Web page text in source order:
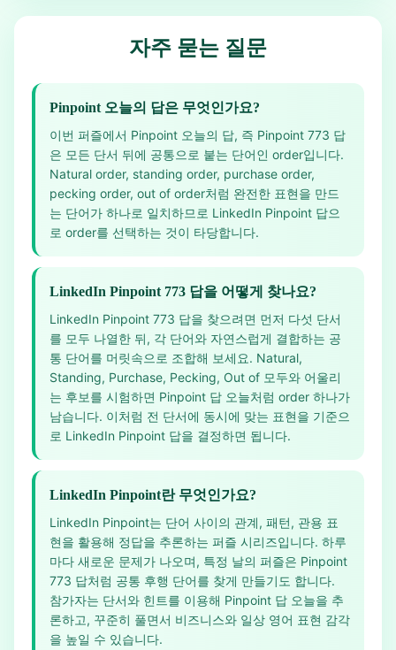
자주 묻는 질문
Pinpoint 오늘의 답은 무엇인가요?
이번 퍼즐에서 Pinpoint 오늘의 답, 즉 Pinpoint 773 답
은 모든 단서 뒤에 공통으로 붙는 단어인 order입니다.
Natural order, standing order, purchase order,
pecking order, out of order처럼 완전한 표현을 만드
는 단어가 하나로 일치하므로 LinkedIn Pinpoint 답으
로 order를 선택하는 것이 타당합니다.
LinkedIn Pinpoint 773 답을 어떻게 찾나요?
LinkedIn Pinpoint 773 답을 찾으려면 먼저 다섯 단서
를 모두 나열한 뒤, 각 단어와 자연스럽게 결합하는 공
통 단어를 머릿속으로 조합해 보세요. Natural,
Standing, Purchase, Pecking, Out of 모두와 어울리
는 후보를 시험하면 Pinpoint 답 오늘처럼 order 하나가
남습니다. 이처럼 전 단서에 동시에 맞는 표현을 기준으
로 LinkedIn Pinpoint 답을 결정하면 됩니다.
LinkedIn Pinpoint란 무엇인가요?
LinkedIn Pinpoint는 단어 사이의 관계, 패턴, 관용 표
현을 활용해 정답을 추론하는 퍼즐 시리즈입니다. 하루
마다 새로운 문제가 나오며, 특정 날의 퍼즐은 Pinpoint
773 답처럼 공통 후행 단어를 찾게 만들기도 합니다.
참가자는 단서와 힌트를 이용해 Pinpoint 답 오늘을 추
론하고, 꾸준히 풀면서 비즈니스와 일상 영어 표현 감각
을 높일 수 있습니다.